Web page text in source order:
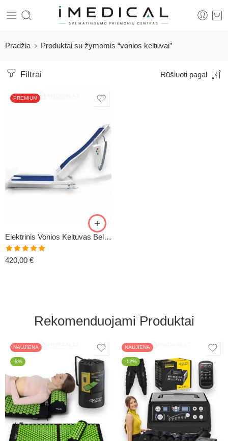
Pradžia Produktai su žymomis “vonios keltuvai”
Filtrai Rūšiuoti pagal
PREMIUM
Elektrinis Vonios Keltuvas Bellavita
Įvertinimas:
420,00 €
Rekomenduojami Produktai
NAUJIENA
-8%
NAUJIENA
-12%